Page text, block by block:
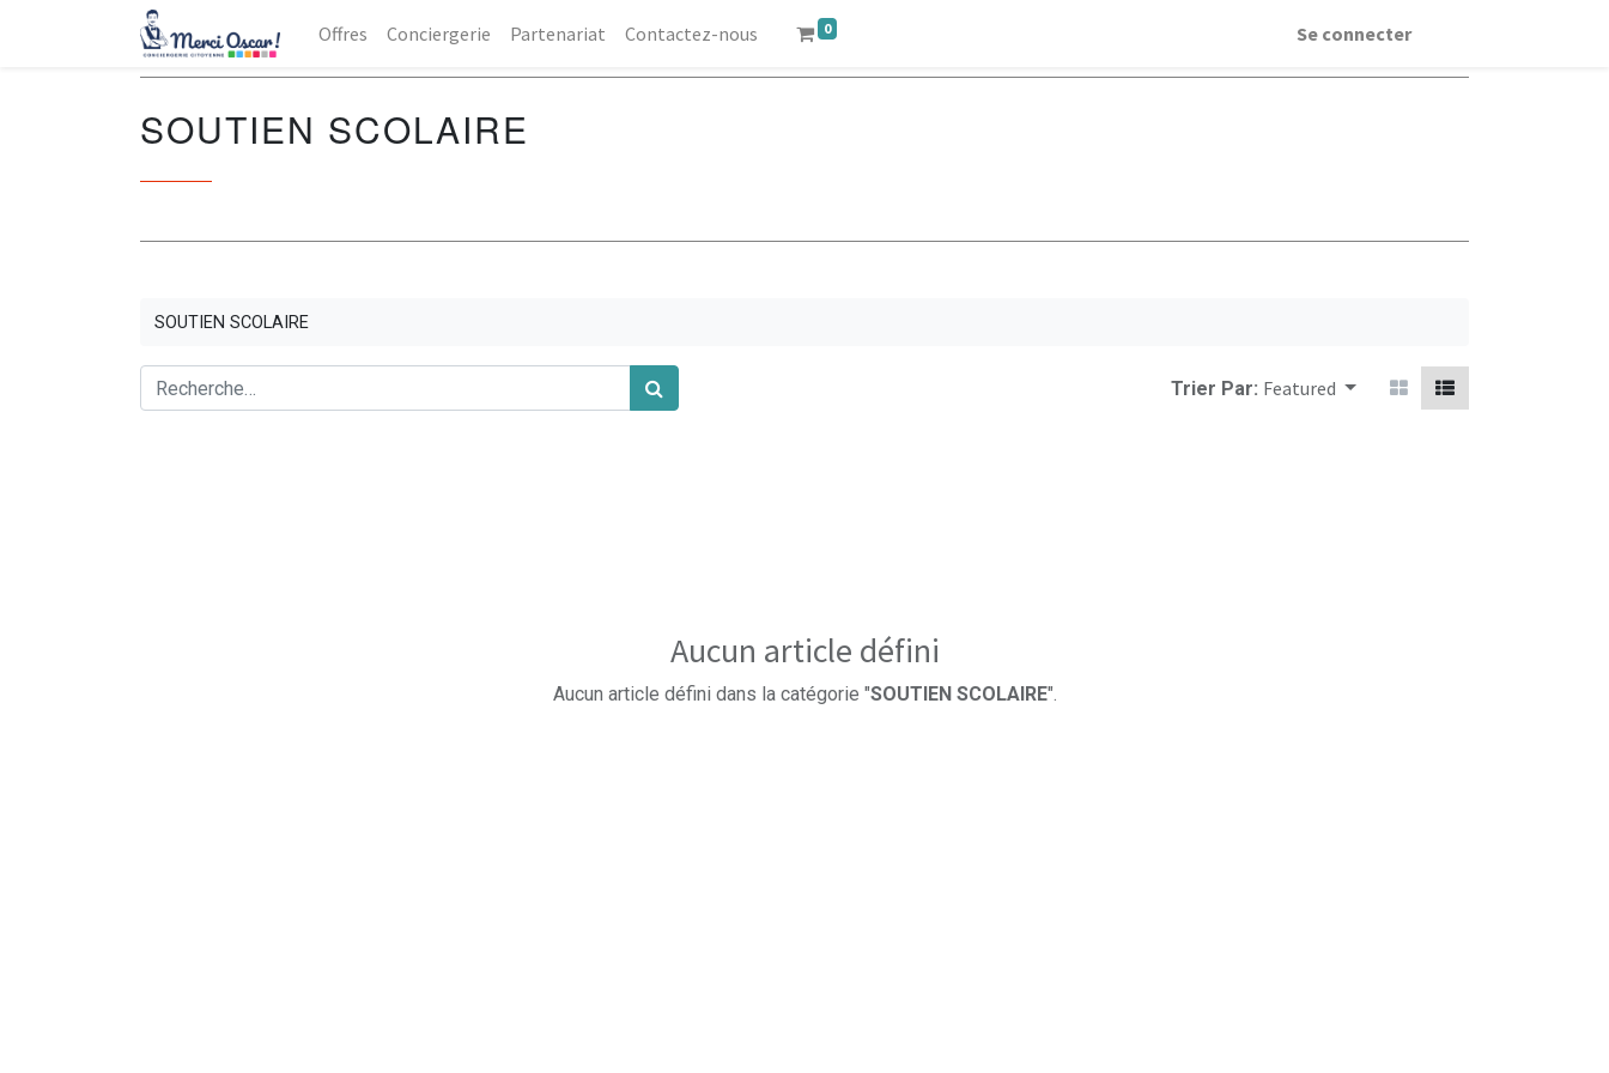
Offres Conciergerie Partenariat Contactez-nous 0 Se connecter
SOUTIEN SCOLAIRE
SOUTIEN SCOLAIRE
Trier Par: Featured
Aucun article défini
Aucun article défini dans la catégorie "SOUTIEN SCOLAIRE".